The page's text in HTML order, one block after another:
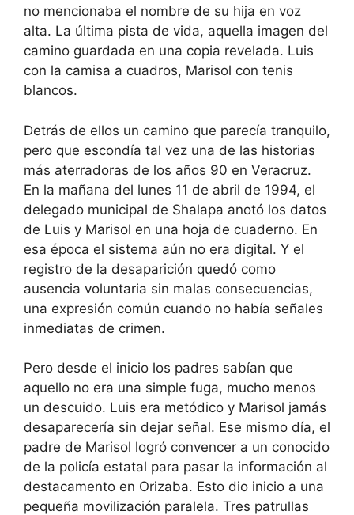
no mencionaba el nombre de su hija en voz
alta. La última pista de vida, aquella imagen del
camino guardada en una copia revelada. Luis
con la camisa a cuadros, Marisol con tenis
blancos.
Detrás de ellos un camino que parecía tranquilo,
pero que escondía tal vez una de las historias
más aterradoras de los años 90 en Veracruz.
En la mañana del lunes 11 de abril de 1994, el
delegado municipal de Shalapa anotó los datos
de Luis y Marisol en una hoja de cuaderno. En
esa época el sistema aún no era digital. Y el
registro de la desaparición quedó como
ausencia voluntaria sin malas consecuencias,
una expresión común cuando no había señales
inmediatas de crimen.
Pero desde el inicio los padres sabían que
aquello no era una simple fuga, mucho menos
un descuido. Luis era metódico y Marisol jamás
desaparecería sin dejar señal. Ese mismo día, el
padre de Marisol logró convencer a un conocido
de la policía estatal para pasar la información al
destacamento en Orizaba. Esto dio inicio a una
pequeña movilización paralela. Tres patrullas